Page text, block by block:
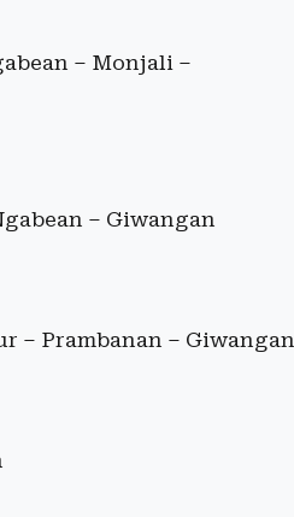
– Monjali –
– Giwangan
– Prambanan – Giwangan